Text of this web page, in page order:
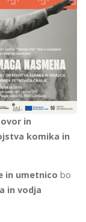
in
komika in
in umetnico bo
in vodja